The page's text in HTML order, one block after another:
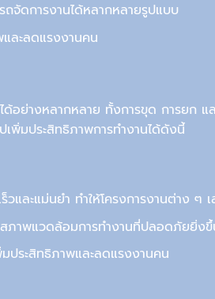
จัดการงานได้หลากหลายรูปแบบ
ละลดแรงงานคน
ด้อย่างหลากหลาย ทั้งการขุด การยก แ
เพิ่มประสิทธิภาพการทำงานได้ดังนี้
ละแม่นยำ ทำให้โครงการงานต่าง ๆ
สภาพแวดล้อมการทำงานที่ปลอดภัยยิ่ง
ประสิทธิภาพและลดแรงงานคน